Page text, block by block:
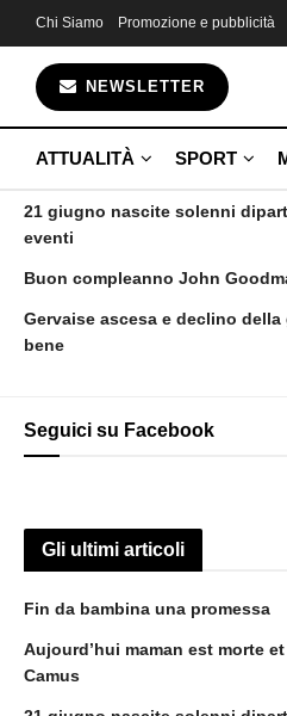
Gli ultimi articoli
Fin da bambina una promessa
Aujourd’hui maman est morte et
Camus
21 giugno nascite solenni
eventi
Buon compleanno John
Gervaise ascesa e declino della
bene
Seguici su Facebook
Gli ultimi articoli
Fin da bambina una promessa
Aujourd’hui maman est morte
Camus
Chi Siamo Promozione e pubblicità
NEWSLETTER
ATTUALITÀ SPORT